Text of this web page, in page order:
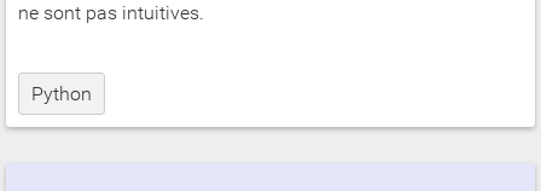
ne sont pas intuitives.
Python